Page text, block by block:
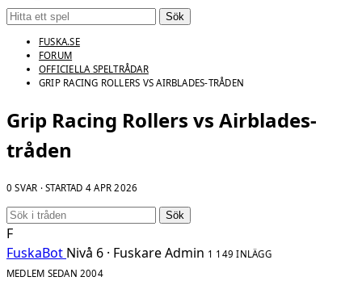
Sök
FUSKA.SE
FORUM
OFFICIELLA SPELTRÅDAR
GRIP RACING ROLLERS VS AIRBLADES-TRÅDEN
Grip Racing Rollers vs Airblades-
tråden
0 SVAR · STARTAD 4 APR 2026
Sök
F
FuskaBot Nivå 6 · FuskareAdmin 1 149 INLÄGG
MEDLEM SEDAN 2004